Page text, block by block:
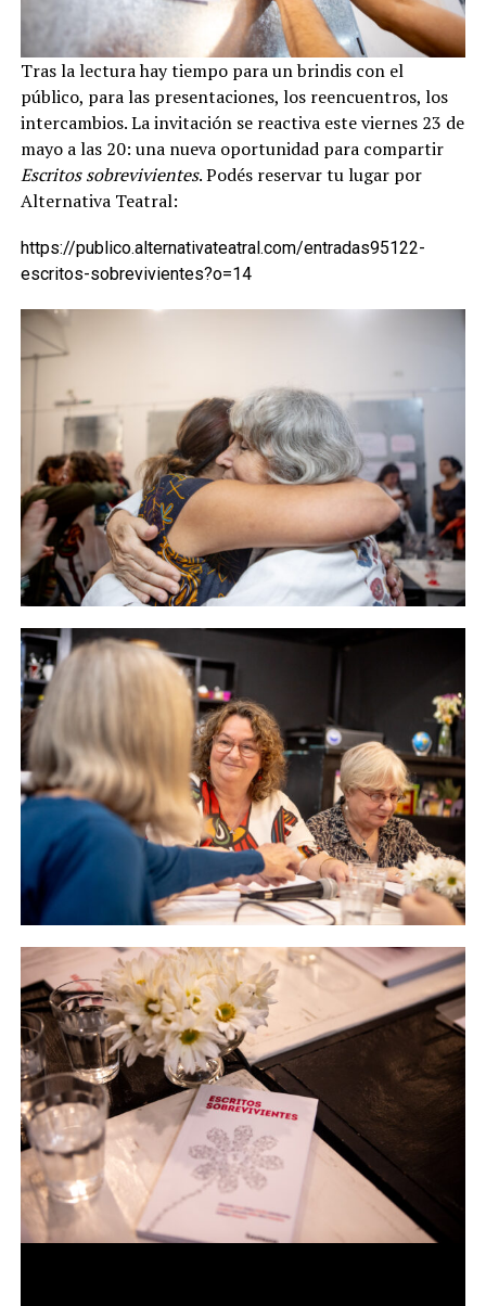
Tras la lectura hay tiempo para un brindis con el
público, para las presentaciones, los reencuentros, los
intercambios. La invitación se reactiva este viernes 23 de
mayo a las 20: una nueva oportunidad para compartir
Escritos sobrevivientes. Podés reservar tu lugar por
Alternativa Teatral:
https://publico.alternativateatral.com/entradas95122-
escritos-sobrevivientes?o=14